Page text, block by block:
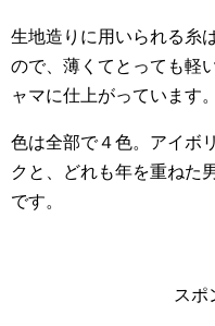
生地造りに用いられる糸
ので、薄くてとっても軽
ャマに仕上がっています。
色は全部で４色。アイボ
クと、どれも年を重ねた
です。
スポ